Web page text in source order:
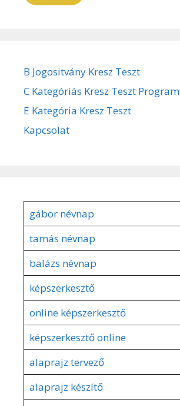
B Jogositvány Kresz Teszt
C Kategóriás Kresz Teszt Program
E Kategória Kresz Teszt
Kapcsolat
gábor névnap
tamás névnap
balázs névnap
képszerkesztő
online képszerkesztő
képszerkesztő online
alaprajz tervező
alaprajz készítő